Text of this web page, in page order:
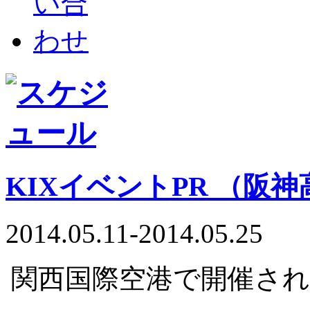
KIXイベントPR （阪神
2014.05.11-2014.05.25
関西国際空港で開催さ